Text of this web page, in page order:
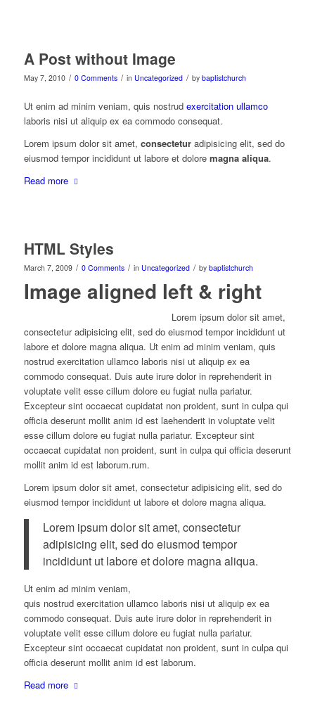
A Post without Image
May 7, 2010 / 0 Comments / in Uncategorized / by baptistchurch
Ut enim ad minim veniam, quis nostrud exercitation ullamco
laboris nisi ut aliquip ex ea commodo consequat.
Lorem ipsum dolor sit amet, consecteturadipisicing elit, sed do
eiusmod tempor incididunt ut labore et dolore magna aliqua.
Read more
HTML Styles
March 7, 2009 / 0 Comments / in Uncategorized / by baptistchurch
Image aligned left & right
Lorem ipsum dolor sit amet,
consectetur adipisicing elit, sed do eiusmod tempor incididunt ut
labore et dolore magna aliqua. Ut enim ad minim veniam, quis
nostrud exercitation ullamco laboris nisi ut aliquip ex ea
commodo consequat. Duis aute irure dolor in reprehenderit in
voluptate velit esse cillum dolore eu fugiat nulla pariatur.
Excepteur sint occaecat cupidatat non proident, sunt in culpa qui
officia deserunt mollit anim id est laehenderit in voluptate velit
esse cillum dolore eu fugiat nulla pariatur. Excepteur sint
occaecat cupidatat non proident, sunt in culpa qui officia deserunt
mollit anim id est laborum.rum.
Lorem ipsum dolor sit amet, consectetur adipisicing elit, sed do
eiusmod tempor incididunt ut labore et dolore magna aliqua.
Lorem ipsum dolor sit amet, consectetur
adipisicing elit, sed do eiusmod tempor
incididunt ut labore et dolore magna aliqua.
Ut enim ad minim veniam,
quis nostrud exercitation ullamco laboris nisi ut aliquip ex ea
commodo consequat. Duis aute irure dolor in reprehenderit in
voluptate velit esse cillum dolore eu fugiat nulla pariatur.
Excepteur sint occaecat cupidatat non proident, sunt in culpa qui
officia deserunt mollit anim id est laborum.
Read more